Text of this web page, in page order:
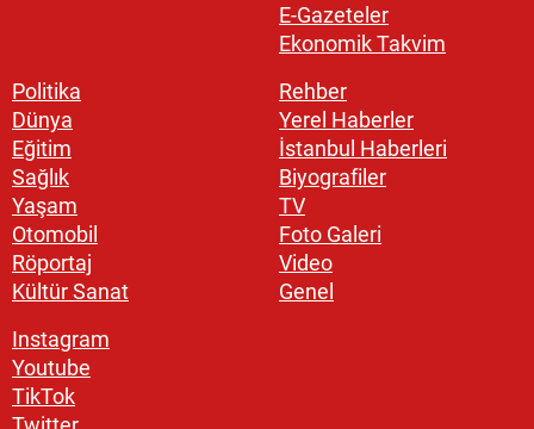
E-Gazeteler
Ekonomik Takvim
Politika
Dünya
Eğitim
Sağlık
Yaşam
Otomobil
Röportaj
Kültür Sanat
Rehber
Yerel Haberler
İstanbul Haberleri
Biyografiler
TV
Foto Galeri
Video
Genel
Instagram
Youtube
TikTok